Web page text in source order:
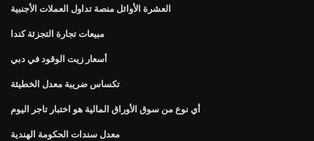
العشرة الأوائل منصة تداول العملات الأجنبية
مبيعات تجارة التجزئة كندا
أسعار زيت الوقود في دبي
تكساس ضريبة معدل الخطيئة
أي نوع من سوق الأوراق المالية هو اختبار تاجر اليوم
معدل سندات الحكومة الهندية